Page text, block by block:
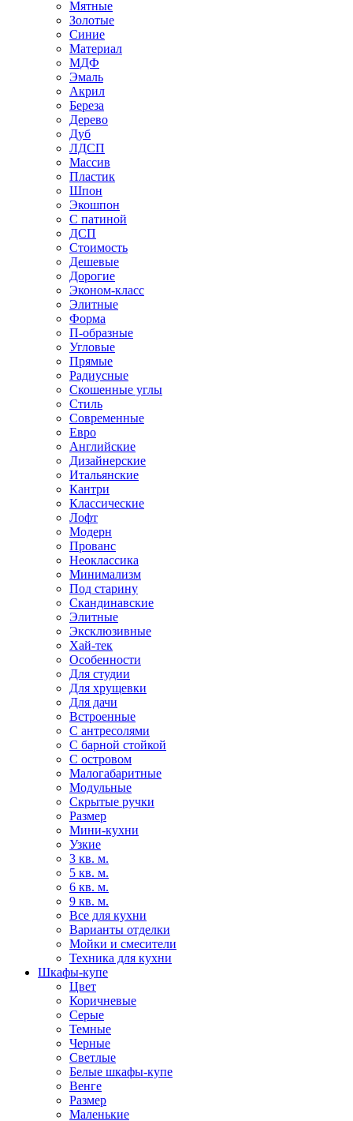
Мятные
Золотые
Синие
Материал
МДФ
Эмаль
Акрил
Береза
Дерево
Дуб
ЛДСП
Массив
Пластик
Шпон
Экошпон
С патиной
ДСП
Стоимость
Дешевые
Дорогие
Эконом-класс
Элитные
Форма
П-образные
Угловые
Прямые
Радиусные
Скошенные углы
Стиль
Современные
Евро
Английские
Дизайнерские
Итальянские
Кантри
Классические
Лофт
Модерн
Прованс
Неоклассика
Минимализм
Под старину
Скандинавские
Элитные
Эксклюзивные
Хай-тек
Особенности
Для студии
Для хрущевки
Для дачи
Встроенные
С антресолями
С барной стойкой
С островом
Малогабаритные
Модульные
Скрытые ручки
Размер
Мини-кухни
Узкие
3 кв. м.
5 кв. м.
6 кв. м.
9 кв. м.
Все для кухни
Варианты отделки
Мойки и смесители
Техника для кухни
Шкафы-купе
Цвет
Коричневые
Серые
Темные
Черные
Светлые
Белые шкафы-купе
Венге
Размер
Маленькие